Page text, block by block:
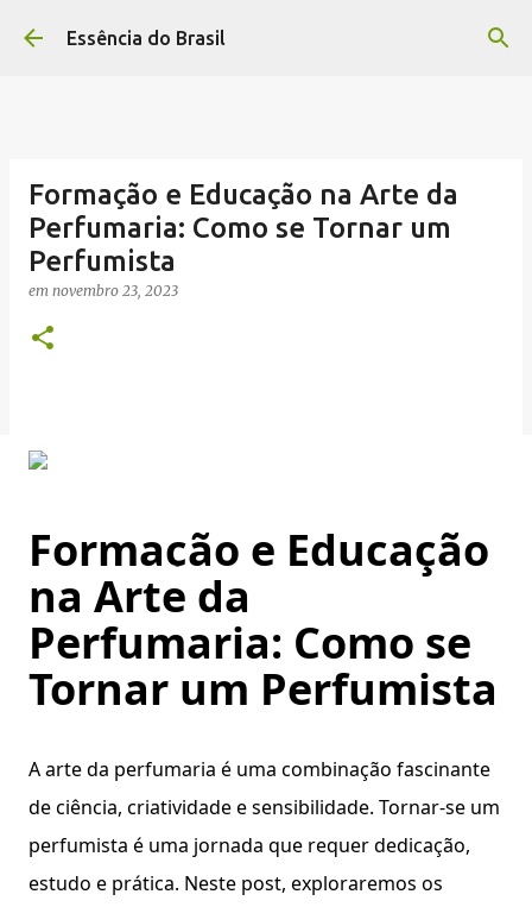
Pular para o conteúdo principal
Essência do Brasil
Formação e Educação na Arte da
Perfumaria: Como se Tornar um
Perfumista
em novembro 23, 2023
Formação e Educação
na Arte da
Perfumaria: Como se
Tornar um Perfumista
A arte da perfumaria é uma combinação fascinante
de ciência, criatividade e sensibilidade. Tornar-se um
perfumista é uma jornada que requer dedicação,
estudo e prática. Neste post, exploraremos os